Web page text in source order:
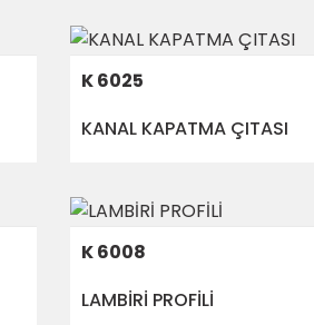
K 6025
KANAL KAPATMA ÇITASI
K 6008
LAMBİRİ PROFİLİ